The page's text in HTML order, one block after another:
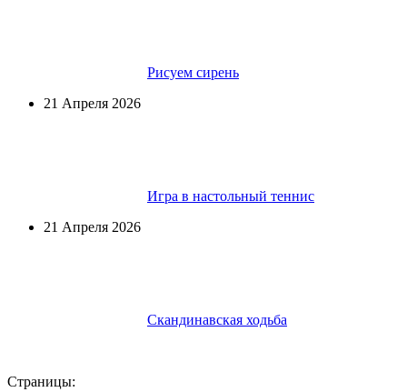
Рисуем сирень
21 Апреля 2026
Игра в настольный теннис
21 Апреля 2026
Скандинавская ходьба
Страницы: